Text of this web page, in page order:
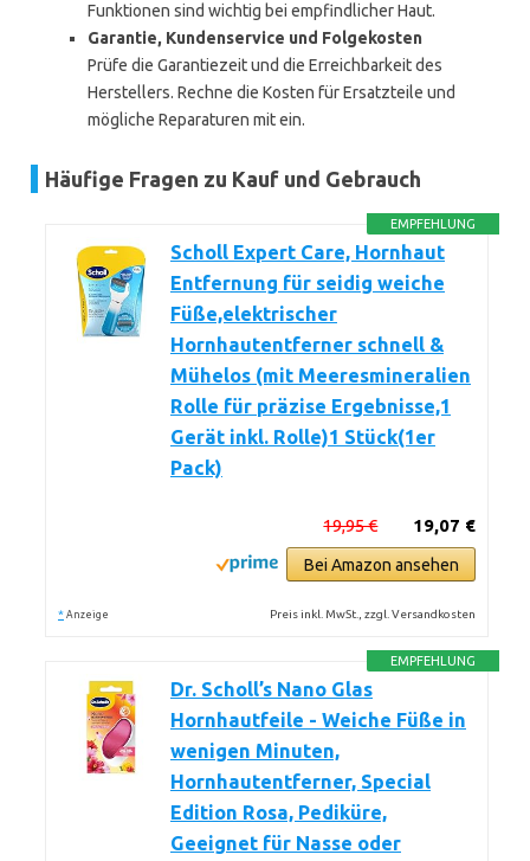
Funktionen sind wichtig bei empfindlicher Haut.
Garantie, Kundenservice und Folgekosten
Prüfe die Garantiezeit und die Erreichbarkeit des
Herstellers. Rechne die Kosten für Ersatzteile und
mögliche Reparaturen mit ein.
Häufige Fragen zu Kauf und Gebrauch
EMPFEHLUNG
Scholl Expert Care, Hornhaut
Entfernung für seidig weiche
Füße,elektrischer
Hornhautentferner schnell &
Mühelos (mit Meeresmineralien
Rolle für präzise Ergebnisse,1
Gerät inkl. Rolle)1 Stück(1er
Pack)
19,07 €
19,95 €
Bei Amazon ansehen
* Anzeige Preis inkl. MwSt., zzgl. Versandkosten
EMPFEHLUNG
Dr. Scholl’s Nano Glas
Hornhautfeile - Weiche Füße in
wenigen Minuten,
Hornhautentferner, Special
Edition Rosa, Pediküre,
Geeignet für Nasse oder